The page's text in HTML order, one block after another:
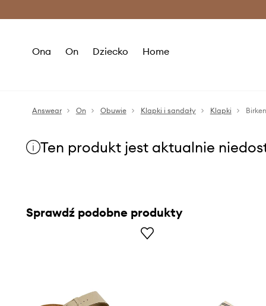
Ona On Dziecko Home
Answear On Obuwie Klapki i sandały Klapki
Ten produkt jest aktualnie
Sprawdź podobne produkty